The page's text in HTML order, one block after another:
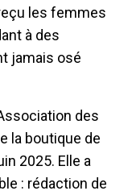
les femmes
à des
jamais osé
des
la boutique de
2025. Elle a
: rédaction de